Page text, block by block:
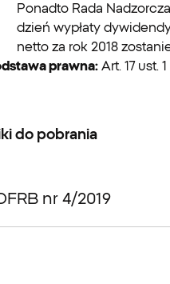
Ponadto Rada
dzień wypłaty
netto za rok 2018
prawna: Art. 17 ust.
do pobrania
RB nr 4/2019